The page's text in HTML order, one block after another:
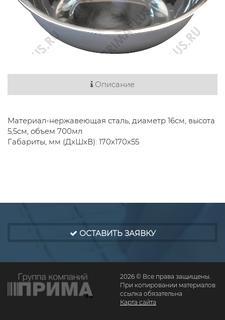
Описание
Материал-нержавеющая сталь, диаметр 16см, высота
5,5см, объем 700мл
Габариты, мм (ДхШхВ): 170х170х55
ОСТАВИТЬ ЗАЯВКУ
2026 © Все права защищены.
При копировании материалов
ссылка обязательна
Карта сайта